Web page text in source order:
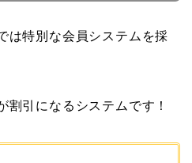
は特別な会員システムを採
割引になるシステムです！